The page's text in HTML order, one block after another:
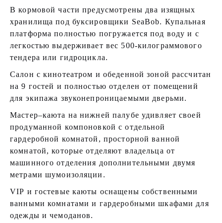
В кормовой части предусмотрены два изящных
хранилища под буксировщики SeaBob. Купальная
платформа полностью погружается под воду и с
легкостью выдерживает вес 500-килограммового
тендера или гидроцикла.
Салон с кинотеатром и обеденной зоной рассчитан
на 9 гостей и полностью отделен от помещений
для экипажа звуконепроницаемыми дверьми.
Мастер–каюта на нижней палубе удивляет своей
продуманной компоновкой с отдельной
гардеробной комнатой, просторной ванной
комнатой, которые отделяют владельца от
машинного отделения дополнительными двумя
метрами шумоизоляции.
VIP и гостевые каюты оснащены собственными
ванными комнатами и гардеробными шкафами для
одежды и чемоданов.